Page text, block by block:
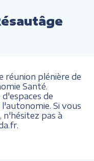
réunion plénière de
Santé.
de
Si vous
pas à